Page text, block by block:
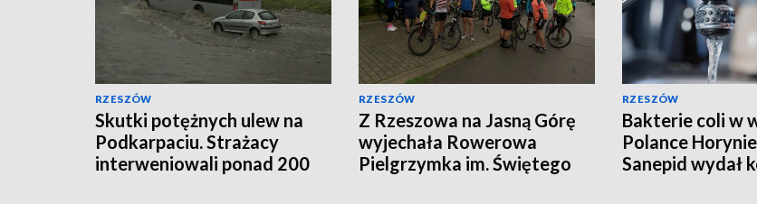
RZESZÓW
Skutki potężnych ulew na
Podkarpaciu. Strażacy
interweniowali ponad 200
RZESZÓW
Z Rzeszowa na Jasną Górę
wyjechała Rowerowa
Pielgrzymka im. Świętego
RZESZÓW
Bakterie coli w
Polance
Sanepid wydał